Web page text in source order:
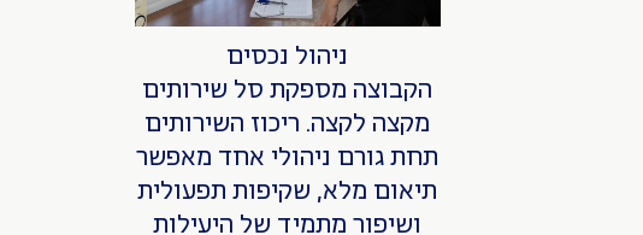
ניהול נכסים
הקבוצה מספקת סל שירותים
מקצה לקצה. ריכוז השירותים
תחת גורם ניהולי אחד מאפשר
תיאום מלא, שקיפות תפעולית
ושיפור מתמיד של היעילות